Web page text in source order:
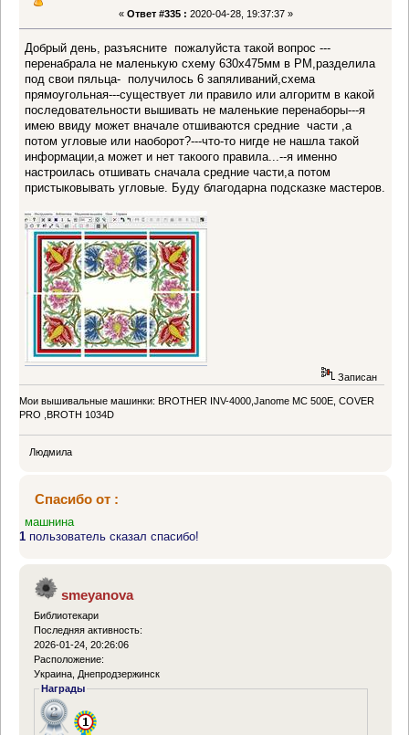
« Ответ #335 : 2020-04-28, 19:37:37 »
Добрый день, разъясните пожалуйста такой вопрос ---
перенабрала не маленькую схему 630х475мм в РМ,разделила
под свои пяльца- получилось 6 запяливаний,схема
прямоугольная---существует ли правило или алгоритм в какой
последовательности вышивать не маленькие перенаборы---я
имею ввиду может вначале отшиваются средние части ,а
потом угловые или наоборот?---что-то нигде не нашла такой
информации,а может и нет такоого правила...--я именно
настроилась отшивать сначала средние части,а потом
пристыковывать угловые. Буду благодарна подсказке мастеров.
Записан
Мои вышивальные машинки: BROTHER INV-4000,Janome MC 500E, COVER
PRO ,BROTH 1034D
Людмила
Спасибо от :
машнина
1 пользователь сказал спасибо!
smeyanova
Библиотекари
Последняя активность:
2026-01-24, 20:26:06
Расположение:
Украина, Днепродзержинск
Награды